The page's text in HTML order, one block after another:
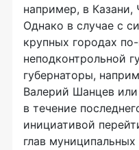
например, в Казани,
Однако в случае с
крупных городах
неподконтрольной
губернаторы,
Валерий Шанцев
в течение
инициативой
глав